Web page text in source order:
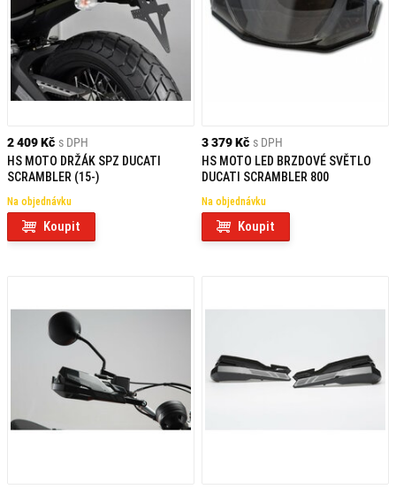
2 409 Kč s DPH
HS MOTO DRŽÁK SPZ DUCATI
SCRAMBLER (15-)
Na objednávku
Koupit
3 379 Kč s DPH
HS MOTO LED BRZDOVÉ SVĚTLO
DUCATI SCRAMBLER 800
Na objednávku
Koupit